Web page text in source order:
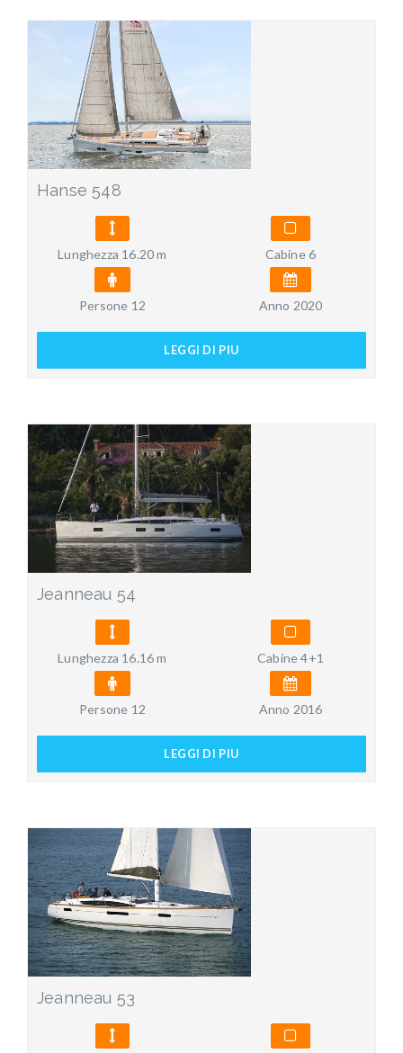
Hanse 548
Lunghezza 16.20 m Cabine 6
Persone 12 Anno 2020
LEGGI DI PIU
Jeanneau 54
Lunghezza 16.16 m Cabine 4+1
Persone 12 Anno 2016
LEGGI DI PIU
Jeanneau 53